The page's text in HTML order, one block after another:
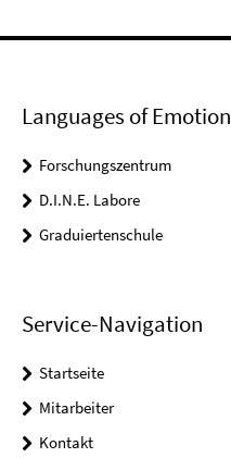
Languages of Emotion
Forschungszentrum
D.I.N.E. Labore
Graduiertenschule
Service-Navigation
Startseite
Mitarbeiter
Kontakt